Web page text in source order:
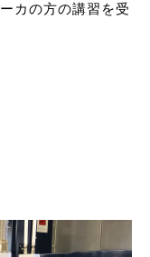
カの方の講習を受